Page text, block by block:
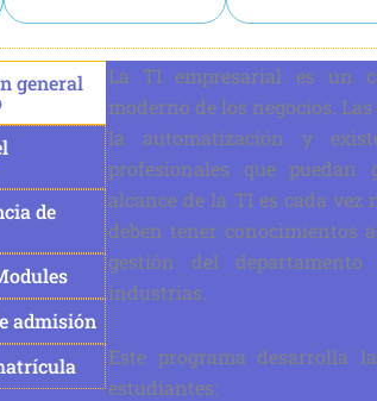
general
de
admisión
La TI empresarial es un
moderno de los negocios.
la automatización y
profesionales que
alcance de la TI es cada vez
deben tener conocimientos
gestión del
industrias.
Este programa desarrolla
estudiantes: